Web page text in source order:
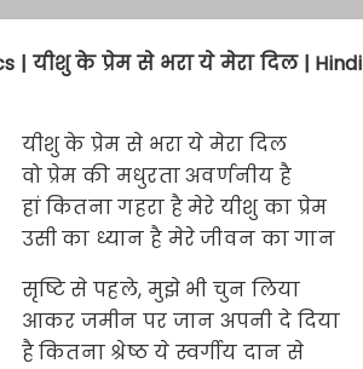
| यीशु के प्रेम से भरा ये मेरा दिल | Hindi
यीशु के प्रेम से भरा ये मेरा दिल
वो प्रेम की मधुरता अवर्णनीय है
हां कितना गहरा है मेरे यीशु का प्रेम
उसी का ध्यान है मेरे जीवन का गान
सृष्टि से पहले, मुझे भी चुन लिया
आकर जमीन पर जान अपनी दे दिया
है कितना श्रेष्ठ ये स्वर्गीय दान से